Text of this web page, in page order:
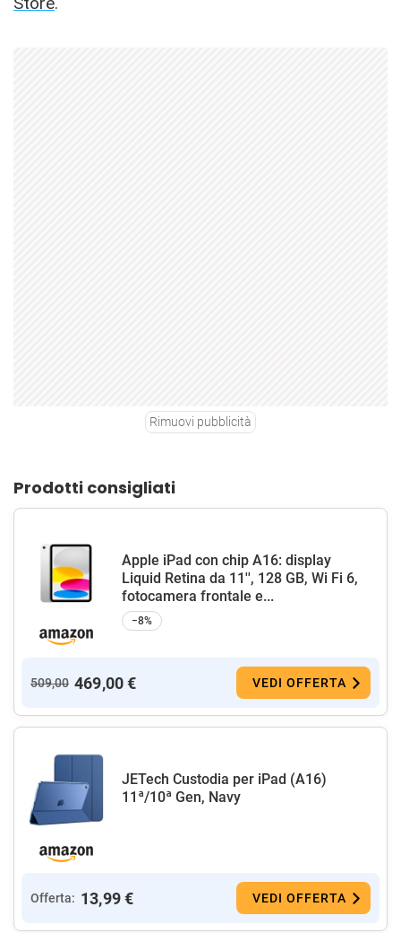
Rimuovi pubblicità
Prodotti consigliati
Apple iPad con chip A16: display
Liquid Retina da 11'', 128 GB, Wi Fi 6,
fotocamera frontale e...
−8%
509,00 469,00 € VEDI OFFERTA
JETech Custodia per iPad (A16)
11ª/10ª Gen, Navy
Offerta: 13,99 € VEDI OFFERTA